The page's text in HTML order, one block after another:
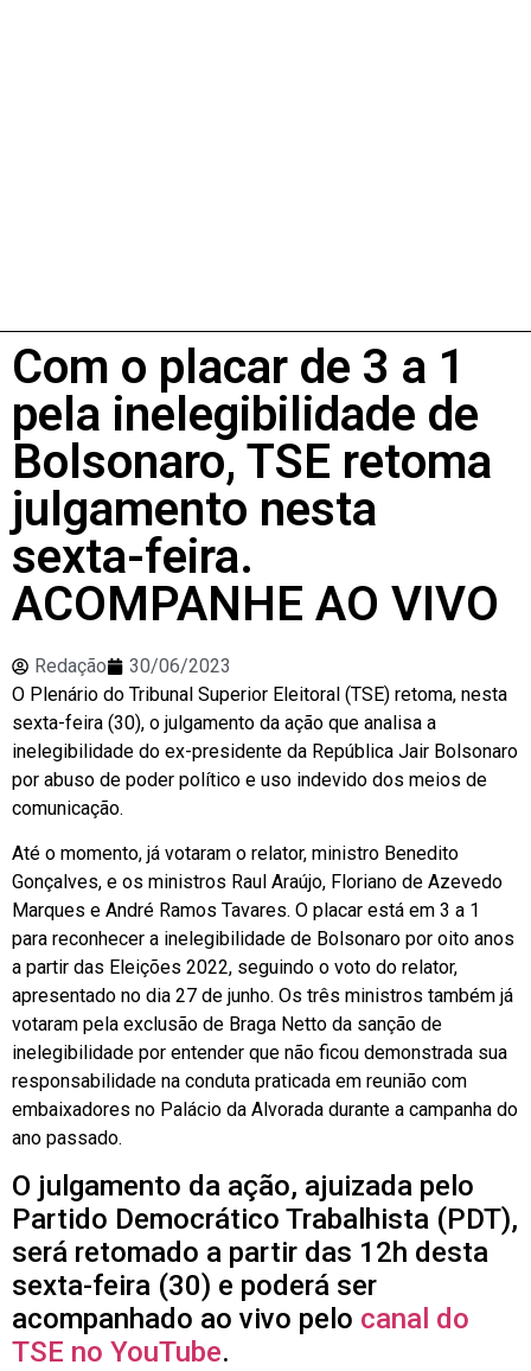
Com o placar de 3 a 1
pela inelegibilidade de
Bolsonaro, TSE retoma
julgamento nesta
sexta-feira.
ACOMPANHE AO VIVO
Redação
30/06/2023
O Plenário do Tribunal Superior Eleitoral (TSE) retoma, nesta
sexta-feira (30), o julgamento da ação que analisa a
inelegibilidade do ex-presidente da República Jair Bolsonaro
por abuso de poder político e uso indevido dos meios de
comunicação.
Até o momento, já votaram o relator, ministro Benedito
Gonçalves, e os ministros Raul Araújo, Floriano de Azevedo
Marques e André Ramos Tavares. O placar está em 3 a 1
para reconhecer a inelegibilidade de Bolsonaro por oito anos
a partir das Eleições 2022, seguindo o voto do relator,
apresentado no dia 27 de junho. Os três ministros também já
votaram pela exclusão de Braga Netto da sanção de
inelegibilidade por entender que não ficou demonstrada sua
responsabilidade na conduta praticada em reunião com
embaixadores no Palácio da Alvorada durante a campanha do
ano passado.
O julgamento da ação, ajuizada pelo
Partido Democrático Trabalhista (PDT),
será retomado a partir das 12h desta
sexta-feira (30) e poderá ser
acompanhado ao vivo pelo canal do
TSE no YouTube.